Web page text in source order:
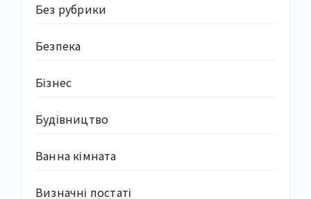
Без рубрики
Безпека
Бізнес
Будівництво
Ванна кімната
Визначні постаті